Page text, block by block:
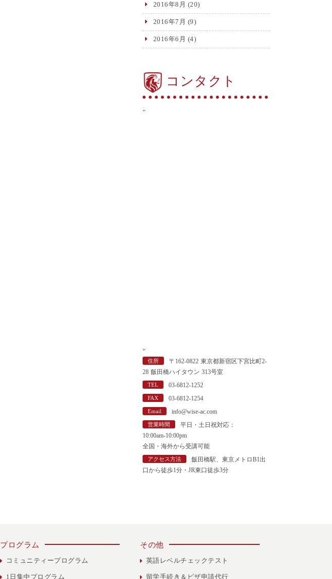
2016年8月 (20)
2016年7月 (9)
2016年6月 (4)
コンタクト
"
"
住所
〒162-0822 東京都新宿区下宮比町2-
28 飯田橋ハイタウン 313号室
TEL 03-6812-1252
FAX 03-6812-1254
Email info@wise-ac.com
営業時間
平日・土日祝対応：
10:00am-10:00pm
全国・海外から受講可能
アクセス方法
飯田橋駅、東京メトロB1出
口から徒歩1分・JR東口徒歩3分
プログラム
コミュニティープログラム
1日集中プログラム
その他
英語レベルチェックテスト
留学手続き＆ビザ申請代行